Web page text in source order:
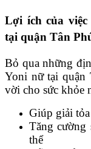
Lợi ích của việc
tại quận Tân
Bỏ qua những
Yoni nữ tại quận
vời cho sức khỏe
Giúp giải
Tăng cường
thể